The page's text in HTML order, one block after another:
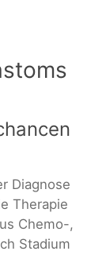
Diagnose
Therapie
Chemo-,
Stadium